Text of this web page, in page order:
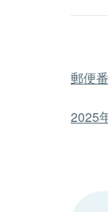
郵便
2025